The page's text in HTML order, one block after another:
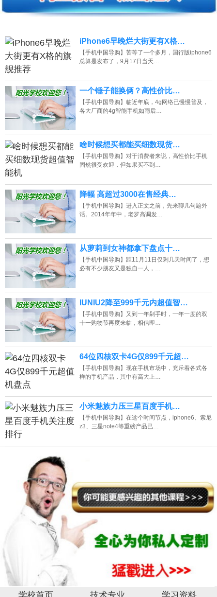
2026年8月8号_天津_周同学（133****3252）报名:【叉车维修实战班】
2026年8月8号_海南_谭同学（134****2029）报名:【水电安装实战班】
2026年8月8号黑龙江林同学（138****3992）报名:
2026年8月8号_湖南_周同学（130****4056）报名: 【焊工中级实战班】
2026年8月8号_四川_王同学（130****6598）报名:【家电维修全能实战班】
iPhone6早晚烂大街更有X格…
【手机中国导购】苦等了一个多月，国行版iphone6
总算是发布了，9月17日当天…
一个锤子能换俩？高性价比…
【手机中国导购】临近年底，4g网络已慢慢普及，
各大厂商的4g智能手机如雨后…
啥时候想买都能买细数现货…
【手机中国导购】对于消费者来说，高性价比手机
固然很受欢迎，但如果买不到…
降幅 高超过3000在售经典…
【手机中国导购】进入正文之前，先来聊几句题外
话。2014年年中，老罗高调发…
从萝莉到女神都拿下盘点十…
【手机中国导购】距11月11日仅剩几天时间了，想
必有不少朋友又是独自一人，…
IUNIU2降至999千元内超值智…
【手机中国导购】又到一年剁手时，一年一度的双
十一购物节再度来临，相信即…
64位四核双卡4G仅899千元超…
【手机中国导购】现在手机市场中，充斥着各式各
样的手机产品，其中有高大上…
小米魅族力压三星百度手机…
【手机中国导购】在这个时间节点，iphone6、索尼
z3、三星note4等重磅产品已…